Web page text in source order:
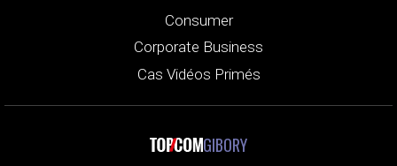
Consumer
Corporate Business
Cas Vidéos Primés
GIBORY